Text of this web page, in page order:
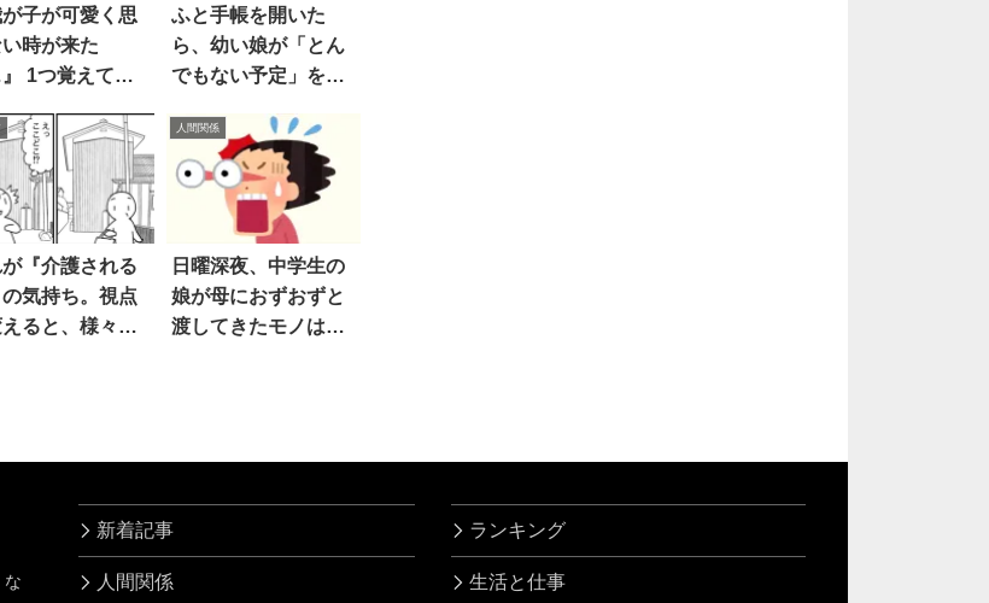
が子が可愛く思
時が来た
1つ覚えてお
ふと手帳を開いた
ら、幼い娘が「とん
でもない予定」を書
が『介護される
気持ち。視点
ると、様々な
人間関係
日曜深夜、中学生の
娘が母におずおずと
渡してきたモノは…
な
新着記事
人間関係
ランキング
生活と仕事